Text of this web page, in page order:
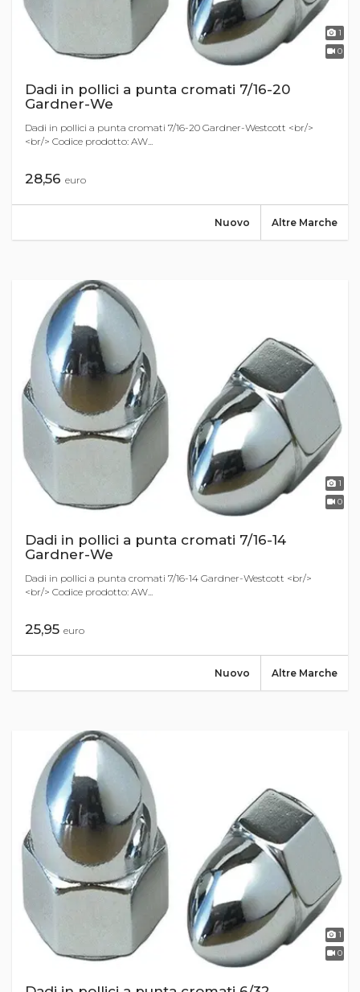
1
0
Dadi in pollici a punta cromati 7/16-20
Gardner-We
Dadi in pollici a punta cromati 7/16-20 Gardner-Westcott <br/>
<br/> Codice prodotto: AW...
28,56 euro
Altre Marche
Nuovo
1
0
Dadi in pollici a punta cromati 7/16-14
Gardner-We
Dadi in pollici a punta cromati 7/16-14 Gardner-Westcott <br/>
<br/> Codice prodotto: AW...
25,95 euro
Altre Marche
Nuovo
1
0